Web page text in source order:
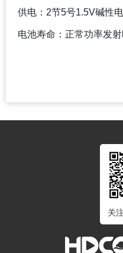
供电：2节5号1.5V碱性
电池寿命：正常功率发
关